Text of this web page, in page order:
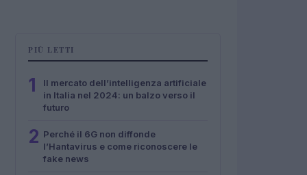
PIÙ LETTI
1
Il mercato dell’intelligenza artificiale
in Italia nel 2024: un balzo verso il
futuro
2 Perché il 6G non diffonde
l’Hantavirus e come riconoscere le
fake news